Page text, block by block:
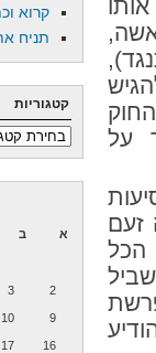
על
זעם
הכל
קרוא
תניח
קטגוריות
קטגוריות
א ב
2
3
9
10
16
17